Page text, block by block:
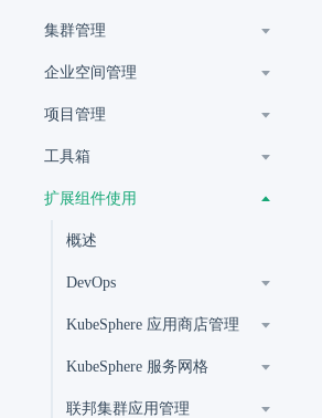
集群管理
企业空间管理
项目管理
工具箱
扩展组件使用
概述
DevOps
KubeSphere 应用商店管理
KubeSphere 服务网格
联邦集群应用管理